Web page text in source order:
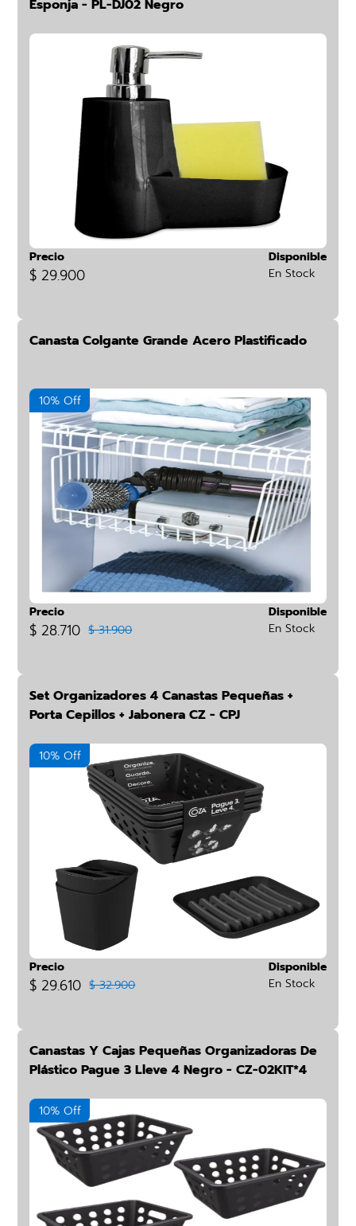
Esponja - PL-DJ02 Negro
Precio
$ 29.900
Disponible
En Stock
Canasta Colgante Grande Acero Plastificado
10% Off
Precio
$ 28.710 $ 31.900
Disponible
En Stock
Set Organizadores 4 Canastas Pequeñas +
Porta Cepillos + Jabonera CZ - CPJ
10% Off
Precio
$ 29.610 $ 32.900
Disponible
En Stock
Canastas Y Cajas Pequeñas Organizadoras De
Plástico Pague 3 Lleve 4 Negro - CZ-02KIT*4
10% Off